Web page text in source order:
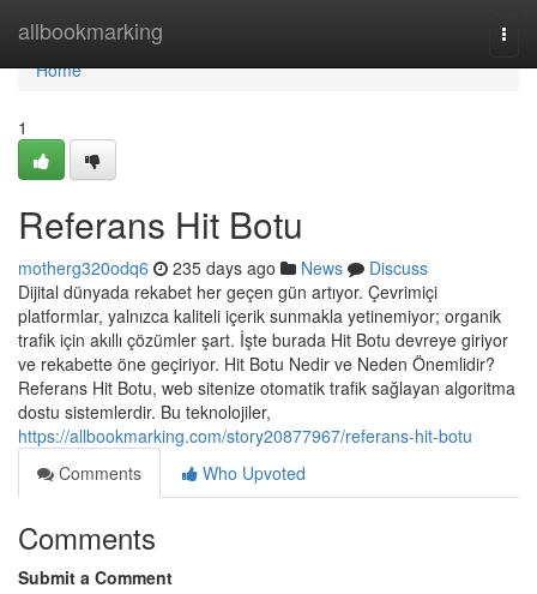
allbookmarking
Home
Home
1
Referans Hit Botu
motherg320odq6 235 days ago News
Discuss
Dijital dünyada rekabet her geçen gün artıyor. Çevrimiçi
platformlar, yalnızca kaliteli içerik sunmakla yetinemiyor; organik
trafik için akıllı çözümler şart. İşte burada Hit Botu devreye giriyor
ve rekabette öne geçiriyor. Hit Botu Nedir ve Neden Önemlidir?
Referans Hit Botu, web sitenize otomatik trafik sağlayan algoritma
dostu sistemlerdir. Bu teknolojiler,
https://allbookmarking.com/story20877967/referans-hit-botu
Comments
Who Upvoted
Comments
Submit a Comment